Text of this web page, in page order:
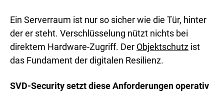
Ein Serverraum ist nur so sicher wie die Tür, hinter
der er steht. Verschlüsselung nützt nichts bei
direktem Hardware-Zugriff. Der Objektschutz ist
das Fundament der digitalen Resilienz.
SVD-Security setzt diese Anforderungen operativ